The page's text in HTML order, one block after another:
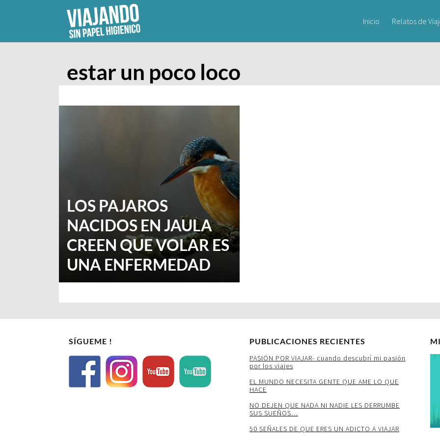
Inicio Relatos de
estar un poco loco
LOS PAJAROS
NACIDOS EN JAULA
CREEN QUE VOLAR ES
UNA ENFERMEDAD
SÍGUEME ! PUBLICACIONES RECIENTES
PASIÓN POR VIAJAR- cuando descubrí mi pasión
por los viajes
EL MUNDO NECESITA GENTE QUE AME LO QUE
HACE
NO DEJEN QUE NADA NI NADIE LES DERRUMBE
SUS SUEÑOS…
50 SEÑALES DE QUE ERES UN ADICTO A VIAJAR